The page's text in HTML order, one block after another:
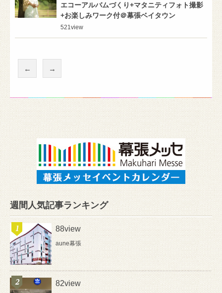
エコーアルバムづくり+マタニティフォト撮影
+お楽しみワーク付＠幕張ベイタウン
521view
← →
週間人気記事ランキング
88view
aune幕張
82view